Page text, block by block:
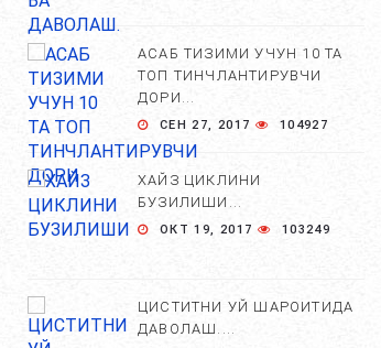
АСАБ ТИЗИМИ УЧУН 10 ТА
ТОП ТИНЧЛАНТИРУВЧИ
ДОРИ...
СЕН 27, 2017 104927
ХАЙЗ ЦИКЛИНИ
БУЗИЛИШИ...
ОКТ 19, 2017 103249
ЦИСТИТНИ УЙ ШАРОИТИДА
ДАВОЛАШ....